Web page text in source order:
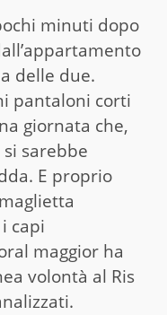
minuti dopo
delle due.
pantaloni corti
giornata che,
sarebbe
E proprio
capi
maggior ha
volontà al Ris